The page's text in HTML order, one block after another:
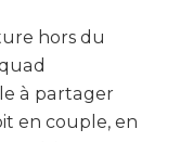
hors du
à partager
en couple, en